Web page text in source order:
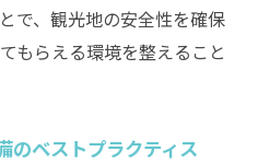
で、観光地の安全性を確保
もらえる環境を整えること
のベストプラクティス